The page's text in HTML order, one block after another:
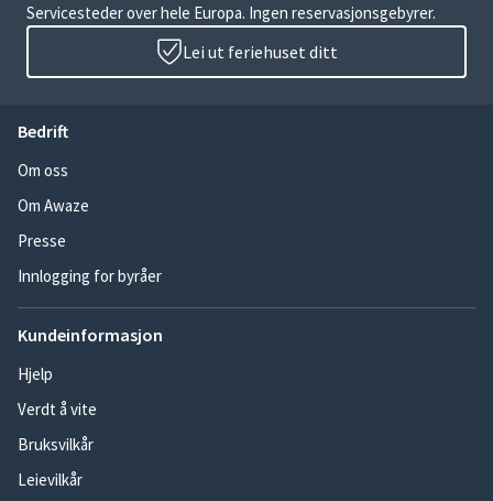
Servicesteder over hele Europa. Ingen reservasjonsgebyrer.
Lei ut feriehuset ditt
Bedrift
Om oss
Om Awaze
Presse
Innlogging for byråer
Kundeinformasjon
Hjelp
Verdt å vite
Bruksvilkår
Leievilkår